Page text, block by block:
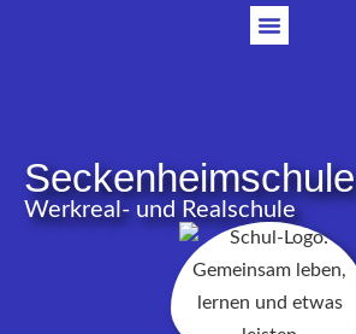
Seckenheimschule
Werkreal- und Realschule